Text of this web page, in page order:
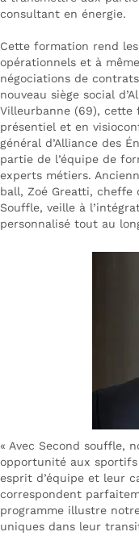
consultant en énergie.
Cette formation rend
opérationnels et à
négociations de
nouveau siège social
Villeurbanne (69), cette
présentiel et en
général d’Alliance des
partie de l’équipe de
experts métiers.
ball, Zoé Greatti, cheffe
Souffle, veille à
personnalisé tout au
« Avec Second souffle,
opportunité aux
esprit d’équipe et leur
correspondent
programme illustre
uniques dans leur